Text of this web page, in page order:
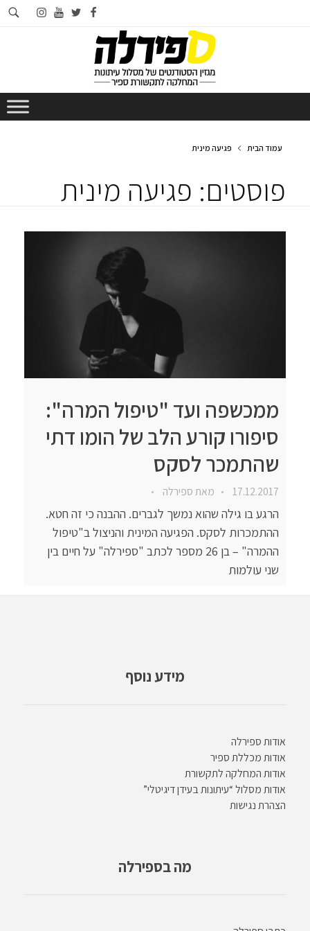
facebook
twitter
youtube
instagram
עמוד הבית פגיעה מינית
פוסטים: פגיעה מינית
ממכשפה ועד "טיפול המרה":
סיפורו קורע הלב של הומו דתי
שהתמכר לסקס
17.12.2017 מאתספירלה
הרגע בו גילה שהוא נמשך לגברים. ההבנה כי זה חטא.
ההתמכרות לסקס. הפגיעה המינית והניצול ב"טיפול
ההמרה" – בן 26 מספר לכתב "ספירלה" על חיים בין
שני עולמות
מידע נוסף
אודות ספירלה
אודות מכללת ספיר
אודות המחלקה לתקשורת
אודות מסלול “עיתונות בעידן דיגיטלי”
הצהרת נגישות
מה בספירלה